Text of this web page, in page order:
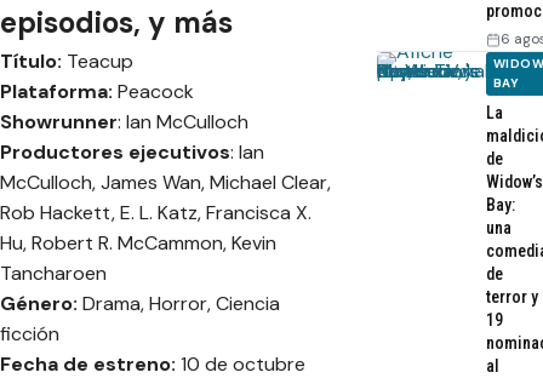
Videos
Webisodios
episodios, y más
Título: Teacup
Plataforma: Peacock
Showrunner: Ian McCulloch
Productores ejecutivos: Ian
McCulloch, James Wan, Michael Clear,
Rob Hackett, E. L. Katz, Francisca X.
Hu, Robert R. McCammon, Kevin
Tancharoen
Género: Drama, Horror, Ciencia
ficción
Fecha de estreno: 10 de octubre
6
BAY
La
de
Widow’s
Bay:
una
de
terror y
19
al